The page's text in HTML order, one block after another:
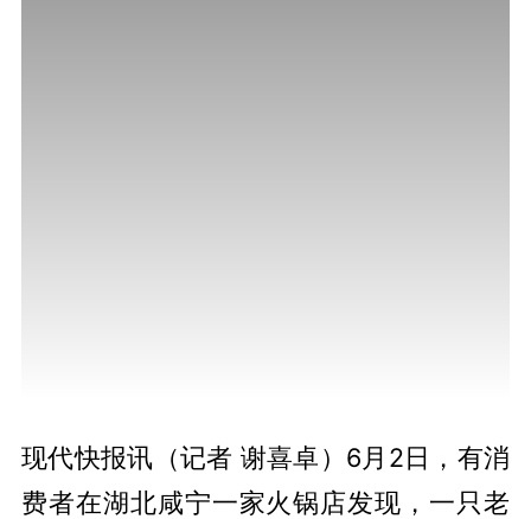
现代快报讯（记者 谢喜卓）6月2日，有消
费者在湖北咸宁一家火锅店发现，一只老